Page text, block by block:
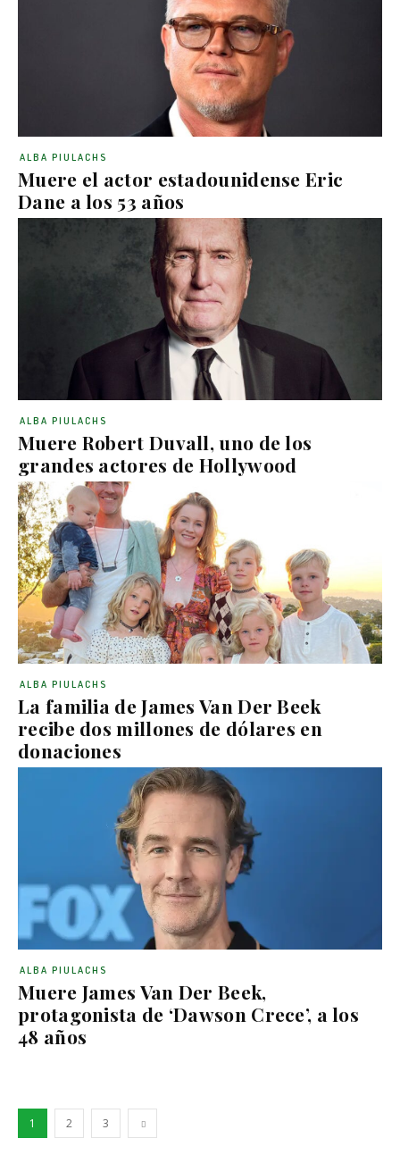
Muere el actor estadounidense Eric
Dane a los 53 años
ALBA PIULACHS
Muere Robert Duvall, uno de los
grandes actores de Hollywood
ALBA PIULACHS
La familia de James Van Der Beek
recibe dos millones de dólares en
donaciones
ALBA PIULACHS
Muere James Van Der Beek,
protagonista de ‘Dawson Crece’, a los
48 años
ALBA PIULACHS
1 2 3